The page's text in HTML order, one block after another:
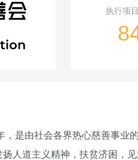
执行项
，是由社会各界热心慈善事业
人道主义精神，扶贫济困，